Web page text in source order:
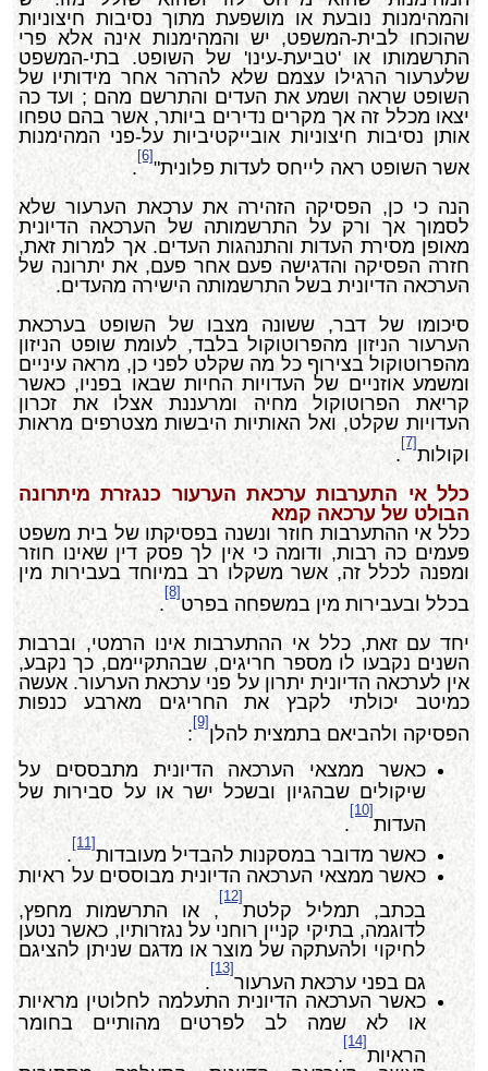
והמהימנות נובעת או מושפעת מתוך נסיבות חיצוניות
שהוכחו לבית-המשפט, יש והמהימנות אינה אלא פרי
התרשמותו או 'טביעת-עינו' של השופט. בתי-המשפט
שלערעור הרגילו עצמם שלא להרהר אחר מידותיו של
השופט שראה ושמע את העדים והתרשם מהם ; ועד כה
יצאו מכלל זה אך מקרים נדירים ביותר, אשר בהם טפחו
אותן נסיבות חיצוניות אובייקטיביות על-פני המהימנות
אשר השופט ראה לייחס לעדות פלונית"
[6]
.
הנה כי כן, הפסיקה הזהירה את ערכאת הערעור שלא
לסמוך אך ורק על התרשמותה של הערכאה הדיונית
מאופן מסירת העדות והתנהגות העדים. אך למרות זאת,
חזרה הפסיקה והדגישה פעם אחר פעם, את יתרונה של
הערכאה הדיונית בשל התרשמותה הישירה מהעדים.
סיכומו של דבר, ששונה מצבו של השופט בערכאת
הערעור הניזון מהפרוטוקול בלבד, לעומת שופט הניזון
מהפרוטוקול בצירוף כל מה שקלט לפני כן, מראה עיניים
ומשמע אוזניים של העדויות החיות שבאו בפניו, כאשר
קריאת הפרוטוקול מחיה ומרעננת אצלו את זכרון
העדויות שקלט, ואל האותיות היבשות מצטרפים מראות
וקולות
[7]
.
כלל אי התערבות ערכאת הערעור כנגזרת מיתרונה
הבולט של ערכאה קמא
כלל אי ההתערבות חוזר ונשנה בפסיקתו של בית משפט
פעמים כה רבות, ודומה כי אין לך פסק דין שאינו חוזר
ומפנה לכלל זה, אשר משקלו רב במיוחד בעבירות מין
בכלל ובעבירות מין במשפחה בפרט
[8]
.
יחד עם זאת, כלל אי ההתערבות אינו הרמטי, וברבות
השנים נקבעו לו מספר חריגים, שבהתקיימם, כך נקבע,
אין לערכאה הדיונית יתרון על פני ערכאת הערעור. אעשה
כמיטב יכולתי לקבץ את החריגים מארבע כנפות
הפסיקה ולהביאם בתמצית להלן
[9]
:
כאשר ממצאי הערכאה הדיונית מתבססים על
שיקולים שבהגיון ובשכל ישר או על סבירות של
העדות
[10]
כאשר מדובר במסקנות להבדיל מעובדות
[11]
.
כאשר ממצאי הערכאה הדיונית מבוססים על ראיות
בכתב, תמליל קלטת
[12]
, או התרשמות מחפץ,
לדוגמה, בתיקי קניין רוחני על נגזרותיו, כאשר נטען
לחיקוי ולהעתקה של מוצר או מדגם שניתן להציגם
גם בפני ערכאת הערעור
[13]
כאשר הערכאה הדיונית התעלמה לחלוטין מראיות
או לא שמה לב לפרטים מהותיים בחומר
הראיות
[14]